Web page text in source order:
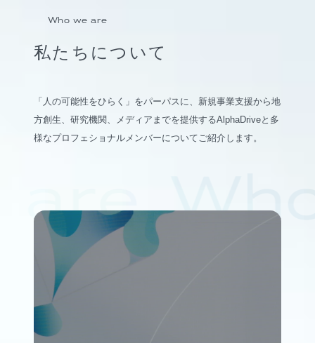
Who we are
私たちについて
「人の可能性をひらく」をパーパスに、新規事業支援から地
方創生、研究機関、メディアまでを提供するAlphaDriveと多
様なプロフェショナルメンバーについてご紹介します。